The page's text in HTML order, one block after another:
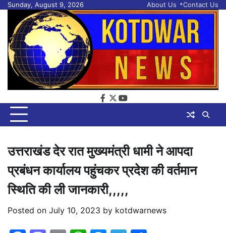
Skip
content
Sunday, August 9, 2026 About Us Contact Us
facebook
twitter
youtube
उत्तराखंड देर रात मुख्यमंत्री धामी ने आपदा
प्रबंधन कार्यालय पहुंचकर प्रदेश की वर्तमान
स्थिति की ली जानकारी,,,,,
Posted on July 10, 2023 by kotdwarnews